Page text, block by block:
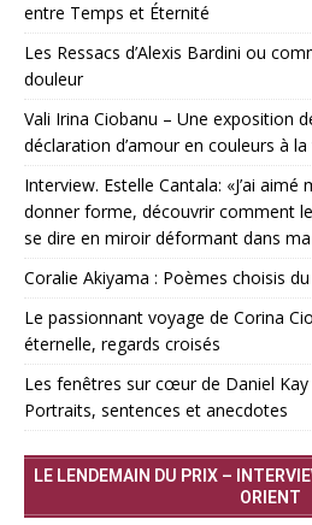
entre Temps et Éternité
Les Ressacs d’Alexis Bardini ou
douleur
Vali Irina Ciobanu – Une exposition
déclaration d’amour en couleurs à
Interview. Estelle Cantala: «J’ai aimé
donner forme, découvrir comment
se dire en miroir déformant dans
Coralie Akiyama : Poèmes choisis
Le passionnant voyage de Corina
éternelle, regards croisés
Les fenêtres sur cœur de Daniel Kay
Portraits, sentences et anecdotes
LE LENDEMAIN DU PRIX –
ORIENT